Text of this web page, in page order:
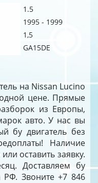
1.5
1995 - 1999
1,5
GA15DE
на Nissan Lucino
цене. Прямые
из Европы,
авто. У нас вы
бу двигатель без
Наличие
оставить заявку.
Доставляем бу
Звоните +7 846